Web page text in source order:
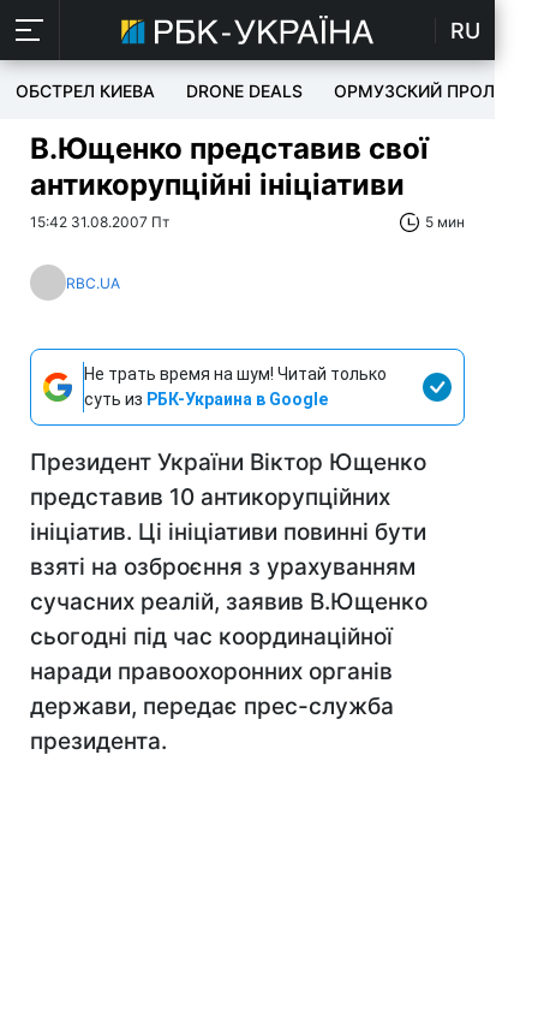
RU
ОБСТРЕЛ КИЕВА DRONE DEALS ОРМУЗСКИЙ ПРОЛИВ
В.Ющенко представив свої
антикорупційні ініціативи
15:42 31.08.2007 Пт 5 мин
RBC.UA
Не трать время на шум! Читай только
суть из РБК-Украина в Google
Президент України Віктор Ющенко
представив 10 антикорупційних
ініціатив. Ці ініціативи повинні бути
взяті на озброєння з урахуванням
сучасних реалій, заявив В.Ющенко
сьогодні під час координаційної
наради правоохоронних органів
держави, передає прес-служба
президента.